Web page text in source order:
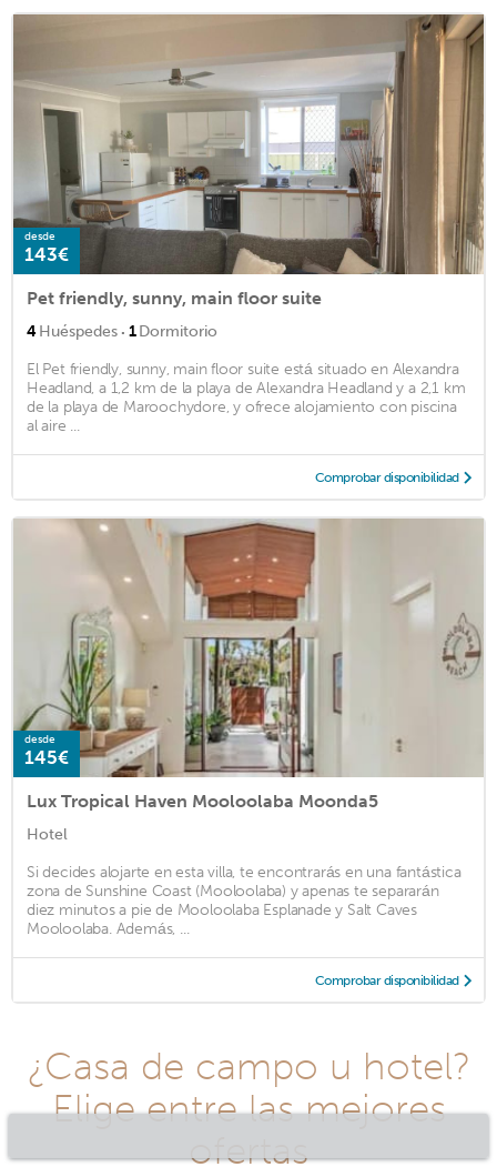
desde
143€
Pet friendly, sunny, main floor suite
4Huéspedes · 1Dormitorio
El Pet friendly, sunny, main floor suite está situado en Alexandra
Headland, a 1,2 km de la playa de Alexandra Headland y a 2,1 km
de la playa de Maroochydore, y ofrece alojamiento con piscina
al aire ...
Comprobar disponibilidad
desde
145€
Lux Tropical Haven Mooloolaba Moonda5
Hotel
Si decides alojarte en esta villa, te encontrarás en una fantástica
zona de Sunshine Coast (Mooloolaba) y apenas te separarán
diez minutos a pie de Mooloolaba Esplanade y Salt Caves
Mooloolaba. Además, ...
Comprobar disponibilidad
¿Casa de campo u hotel?
Elige entre las mejores
ofertas